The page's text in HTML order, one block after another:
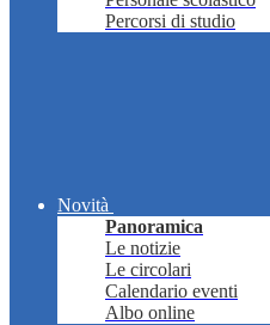
Percorsi di studio
Novità
Panoramica
Le notizie
Le circolari
Calendario eventi
Albo online